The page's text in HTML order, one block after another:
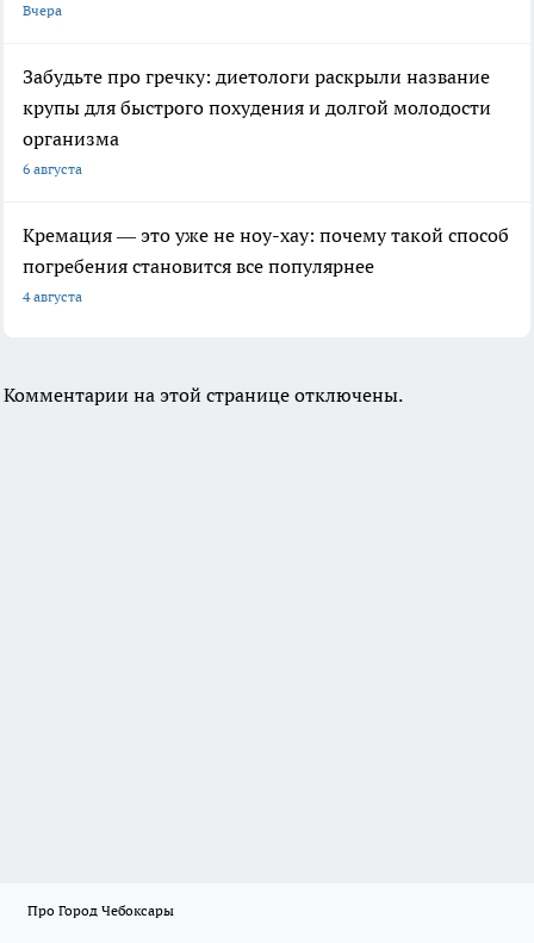
Вчера
Забудьте про гречку: диетологи раскрыли название
крупы для быстрого похудения и долгой молодости
организма
6 августа
Кремация — это уже не ноу-хау: почему такой способ
погребения становится все популярнее
4 августа
Комментарии на этой странице отключены.
Про Город Чебоксары